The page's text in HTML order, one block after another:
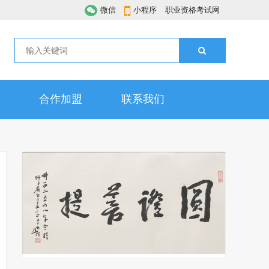
微信 小程序 职业资格考试网
合作加盟 联系我们